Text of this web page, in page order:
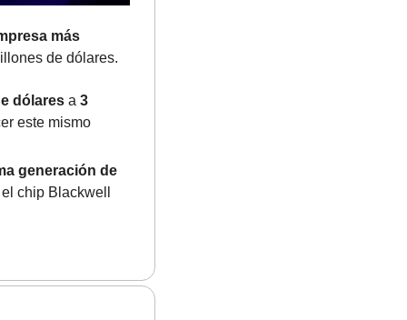
más
de dólares.
dólares a 3
este mismo
generación de
chip Blackwell